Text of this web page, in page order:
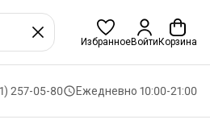
ИзбранноеВойти Корзина
257-05-80 Ежедневно 10:00-21:00